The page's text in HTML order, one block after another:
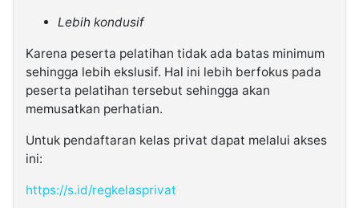
Lebih kondusif
Karena peserta pelatihan tidak ada batas minimum
sehingga lebih ekslusif. Hal ini lebih berfokus pada
peserta pelatihan tersebut sehingga akan
memusatkan perhatian.
Untuk pendaftaran kelas privat dapat melalui akses
ini:
https://s.id/regkelasprivat